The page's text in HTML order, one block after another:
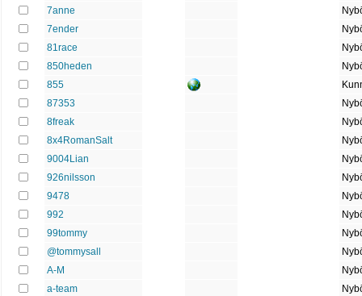
7anne
7ender
81race
850heden
855
87353
8freak
8x4RomanSalt
9004Lian
926nilsson
9478
992
99tommy
@tommysall
A-M
a-team